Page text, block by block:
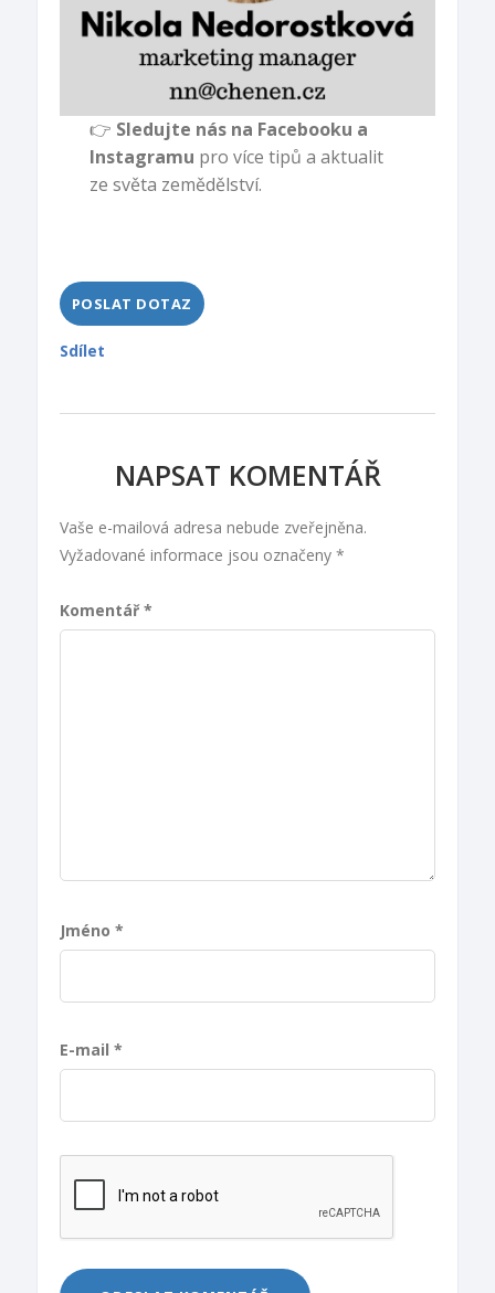
👉 Sledujte nás na Facebooku a
Instagramu pro více tipů a aktualit
ze světa zemědělství.
POSLAT DOTAZ
Sdílet
NAPSAT KOMENTÁŘ
Vaše e-mailová adresa nebude zveřejněna.
Vyžadované informace jsou označeny *
Komentář*
Jméno *
E-mail *